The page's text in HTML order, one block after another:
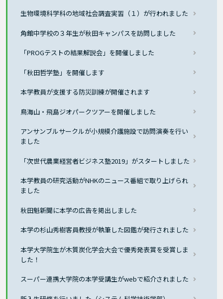
生物環境科学科の地域社会調査実習（１）が行われました
角館中学校の３年生が秋田キャンパスを訪問しました
「PROGテストの結果解説会」を開催しました
「秋田哲学塾」を開催します
本学教員が支援する防災訓練が開催されます
鳥海山・飛島ジオパークツアーを開催しました
アンサンブルサークルが小規模介護施設で訪問演奏を行い
ました
「次世代農業経営者ビジネス塾2019」がスタートしました
本学教員の研究活動がNHKのニュース番組で取り上げられ
ました
秋田魁新聞に本学の広告を掲出しました
本学の杉山秀樹客員教授が執筆した図鑑が発行されました
本学大学院生が木質炭化学会大会で優秀発表賞を受賞しま
した！
スーパー連携大学院の本学受講生がwebで紹介されました